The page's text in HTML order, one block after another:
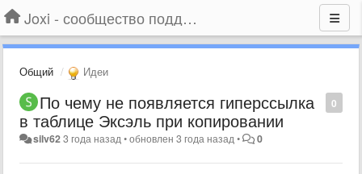
Joxi - сообщество поддержки
Общий Идеи
0
По чему не появляется гиперссылка
в таблице Эксэль при копировании
silv623 года назад •обновлен3 года назад • 0